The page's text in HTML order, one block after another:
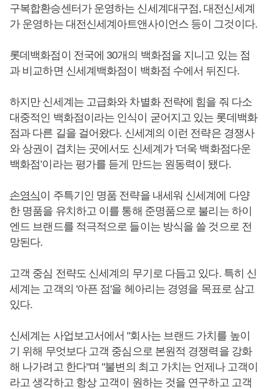
구복합환승센터가 운영하는 신세계대구점, 대전신세계
가 운영하는 대전신세계아트앤사이언스 등이 그것이다.
롯데백화점이 전국에 30개의 백화점을 지니고 있는 점
과 비교하면 신세계백화점이 백화점 수에서 뒤진다.
하지만 신세계는 고급화와 차별화 전략에 힘을 줘 다소
대중적인 백화점이라는 인식이 굳어지고 있는 롯데백화
점과 다른 길을 걸어왔다. 신세계의 이런 전략은 경쟁사
와 상권이 겹치는 곳에서도 신세계가 '더욱 백화점다운
백화점’이라는 평가를 듣게 만드는 원동력이 됐다.
손영식이 주특기인 명품 전략을 내세워 신세계에 다양
한 명품을 유치하고 이를 통해 준명품으로 불리는 하이
엔드 브랜드를 적극적으로 들이는 방식을 쓸 것으로 전
망된다.
고객 중심 전략도 신세계의 무기로 다듬고 있다. 특히 신
세계는 고객의 '아픈 점'을 헤아리는 경영을 목표로 삼고
있다.
신세계는 사업보고서에서 "회사는 브랜드 가치를 높이
기 위해 무엇보다 고객 중심으로 본원적 경쟁력을 강화
해 나가려고 한다"며 "불변의 최고 가치는 언제나 고객이
라고 생각하고 항상 고객이 원하는 것을 연구하고 고객